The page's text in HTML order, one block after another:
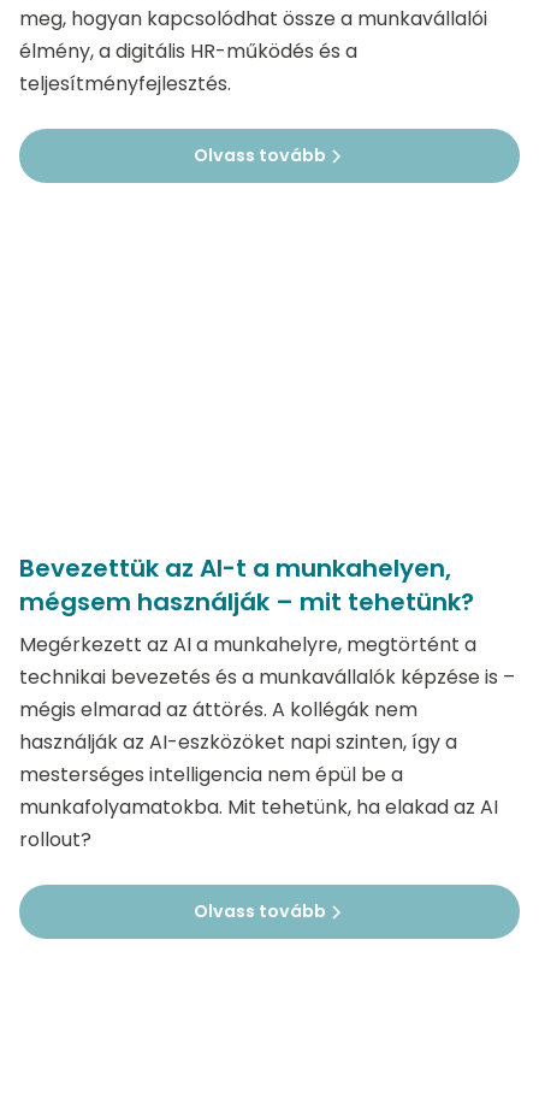
meg, hogyan kapcsolódhat össze a munkavállalói
élmény, a digitális HR-működés és a
teljesítményfejlesztés.
Olvass tovább
Bevezettük az AI-t a munkahelyen,
mégsem használják – mit tehetünk?
Megérkezett az AI a munkahelyre, megtörtént a
technikai bevezetés és a munkavállalók képzése is –
mégis elmarad az áttörés. A kollégák nem
használják az AI-eszközöket napi szinten, így a
mesterséges intelligencia nem épül be a
munkafolyamatokba. Mit tehetünk, ha elakad az AI
rollout?
Olvass tovább